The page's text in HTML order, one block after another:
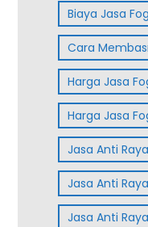
Biaya Jasa
Cara
Harga Jasa
Harga Jasa
Jasa Anti
Jasa Anti
Jasa Anti